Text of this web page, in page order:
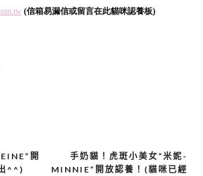
(信箱易漏信或留言在此貓咪認養板)
手奶貓！虎斑小美女“米妮-
MINNIE”開放認養！(貓咪已經
開
^^)